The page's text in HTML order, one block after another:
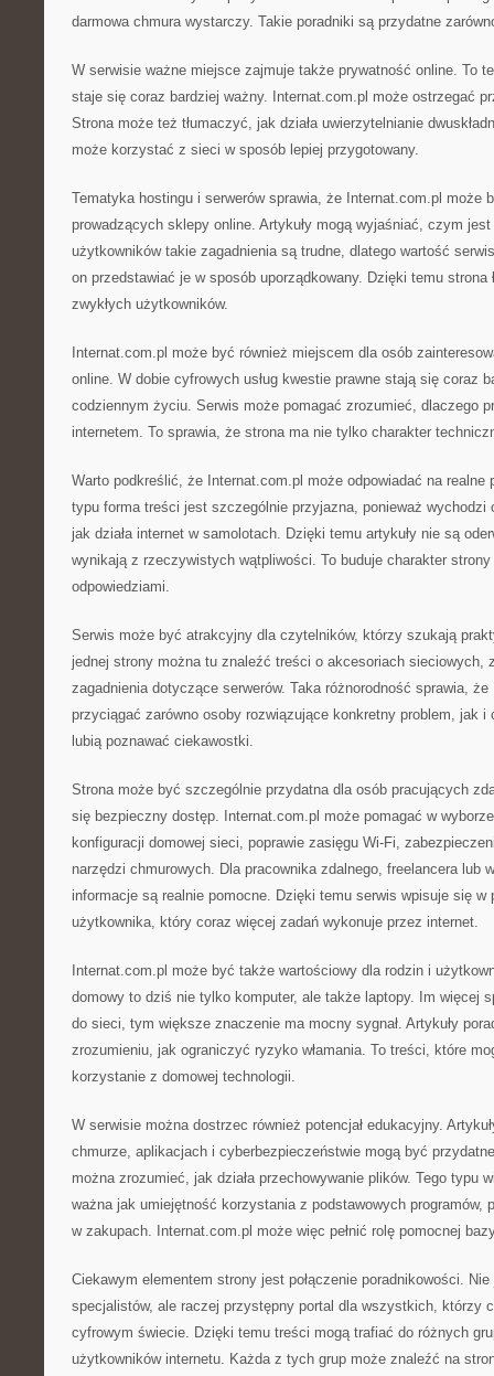
darmowa chmura wystarczy. Takie poradniki są przydatne
W serwisie ważne miejsce zajmuje także prywatność online. To
staje się coraz bardziej ważny. Internat.com.pl może ostrzegać
Strona może też tłumaczyć, jak działa uwierzytelnianie
może korzystać z sieci w sposób lepiej przygotowany.
Tematyka hostingu i serwerów sprawia, że Internat.com.pl może
prowadzących sklepy online. Artykuły mogą wyjaśniać, czym
użytkowników takie zagadnienia są trudne, dlatego wartość
on przedstawiać je w sposób uporządkowany. Dzięki temu strona
zwykłych użytkowników.
Internat.com.pl może być również miejscem dla osób
online. W dobie cyfrowych usług kwestie prawne stają się coraz
codziennym życiu. Serwis może pomagać zrozumieć, dlaczego
internetem. To sprawia, że strona ma nie tylko charakter
Warto podkreślić, że Internat.com.pl może odpowiadać na realne
typu forma treści jest szczególnie przyjazna, ponieważ wychodzi
jak działa internet w samolotach. Dzięki temu artykuły nie są
wynikają z rzeczywistych wątpliwości. To buduje charakter
odpowiedziami.
Serwis może być atrakcyjny dla czytelników, którzy szukają
jednej strony można tu znaleźć treści o akcesoriach sieciowych,
zagadnienia dotyczące serwerów. Taka różnorodność sprawia,
przyciągać zarówno osoby rozwiązujące konkretny problem, jak
lubią poznawać ciekawostki.
Strona może być szczególnie przydatna dla osób pracujących
się bezpieczny dostęp. Internat.com.pl może pomagać w
konfiguracji domowej sieci, poprawie zasięgu Wi-Fi,
narzędzi chmurowych. Dla pracownika zdalnego, freelancera lub
informacje są realnie pomocne. Dzięki temu serwis wpisuje się w
użytkownika, który coraz więcej zadań wykonuje przez internet.
Internat.com.pl może być także wartościowy dla rodzin i
domowy to dziś nie tylko komputer, ale także laptopy. Im więcej
do sieci, tym większe znaczenie ma mocny sygnał. Artykuły
zrozumieniu, jak ograniczyć ryzyko włamania. To treści, które
korzystanie z domowej technologii.
W serwisie można dostrzec również potencjał edukacyjny.
chmurze, aplikacjach i cyberbezpieczeństwie mogą być
można zrozumieć, jak działa przechowywanie plików. Tego typu
ważna jak umiejętność korzystania z podstawowych programów,
w zakupach. Internat.com.pl może więc pełnić rolę pomocnej
Ciekawym elementem strony jest połączenie poradnikowości.
specjalistów, ale raczej przystępny portal dla wszystkich, którzy
cyfrowym świecie. Dzięki temu treści mogą trafiać do różnych
użytkowników internetu. Każda z tych grup może znaleźć na